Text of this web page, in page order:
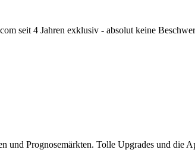
seit 4 Jahren exklusiv - absolut keine
Prognosemärkten. Tolle Upgrades und die